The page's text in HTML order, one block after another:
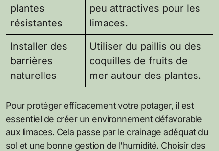
plantes
résistantes
peu attractives pour les
limaces.
Installer des
barrières
naturelles
Utiliser du paillis ou des
coquilles de fruits de
mer autour des plantes.
Pour protéger efficacement votre potager, il est
essentiel de créer un environnement défavorable
aux limaces. Cela passe par le drainage adéquat du
sol et une bonne gestion de l’humidité. Choisir des